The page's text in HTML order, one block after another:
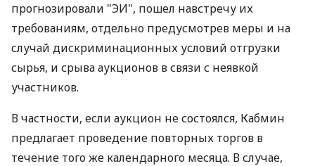
прогнозировали "ЭИ", пошел навстречу их
требованиям, отдельно предусмотрев меры и на
случай дискриминационных условий отгрузки
сырья, и срыва аукционов в связи с неявкой
участников.
В частности, если аукцион не состоялся, Кабмин
предлагает проведение повторных торгов в
течение того же календарного месяца. В случае,